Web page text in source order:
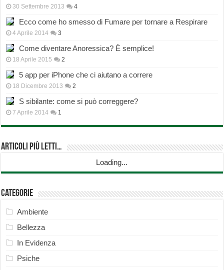
30 Settembre 2013 4
Ecco come ho smesso di Fumare per tornare a Respirare
4 Aprile 2014 3
Come diventare Anoressica? È semplice!
18 Aprile 2015 2
5 app per iPhone che ci aiutano a correre
18 Dicembre 2013 2
S sibilante: come si può correggere?
7 Aprile 2014 1
Articoli più Letti…
Loading...
Categorie
Ambiente
Bellezza
In Evidenza
Psiche